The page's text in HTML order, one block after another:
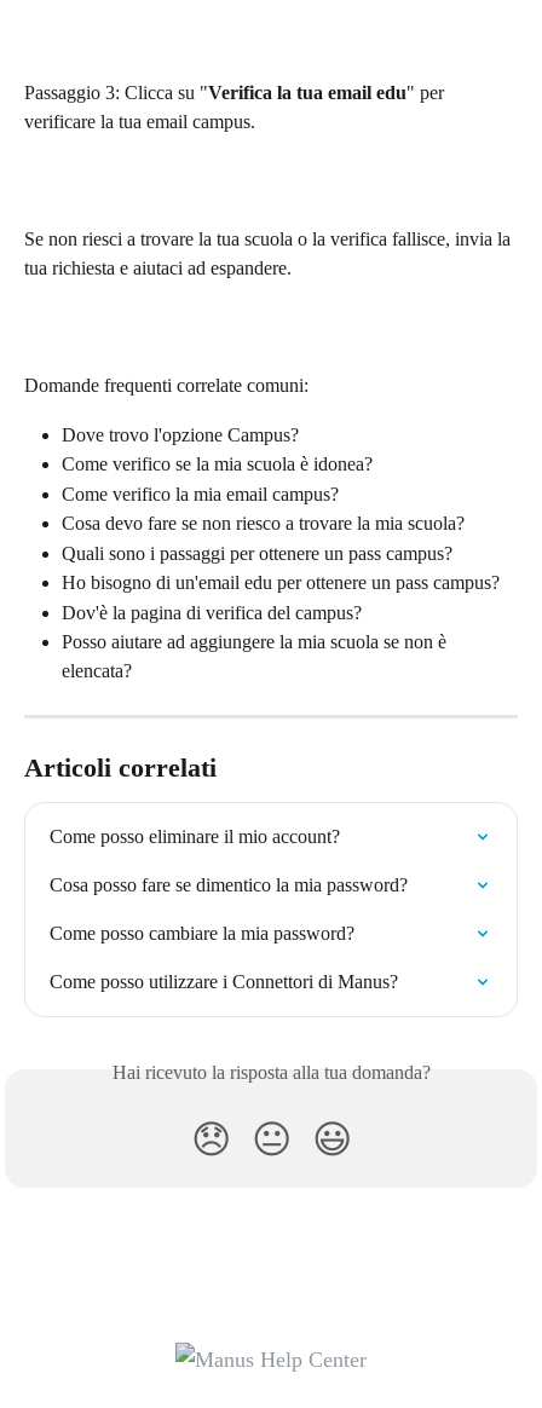
Passaggio 3: Clicca su "Verifica la tua email edu" per
verificare la tua email campus.
Se non riesci a trovare la tua scuola o la verifica fallisce, invia la
tua richiesta e aiutaci ad espandere.
Domande frequenti correlate comuni:
Dove trovo l'opzione Campus?
Come verifico se la mia scuola è idonea?
Come verifico la mia email campus?
Cosa devo fare se non riesco a trovare la mia scuola?
Quali sono i passaggi per ottenere un pass campus?
Ho bisogno di un'email edu per ottenere un pass campus?
Dov'è la pagina di verifica del campus?
Posso aiutare ad aggiungere la mia scuola se non è
elencata?
Articoli correlati
Come posso eliminare il mio account?
Cosa posso fare se dimentico la mia password?
Come posso cambiare la mia password?
Come posso utilizzare i Connettori di Manus?
Hai ricevuto la risposta alla tua domanda?
😞 😐 😃